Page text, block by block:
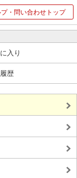
・問い合わせトップ
入り
歴